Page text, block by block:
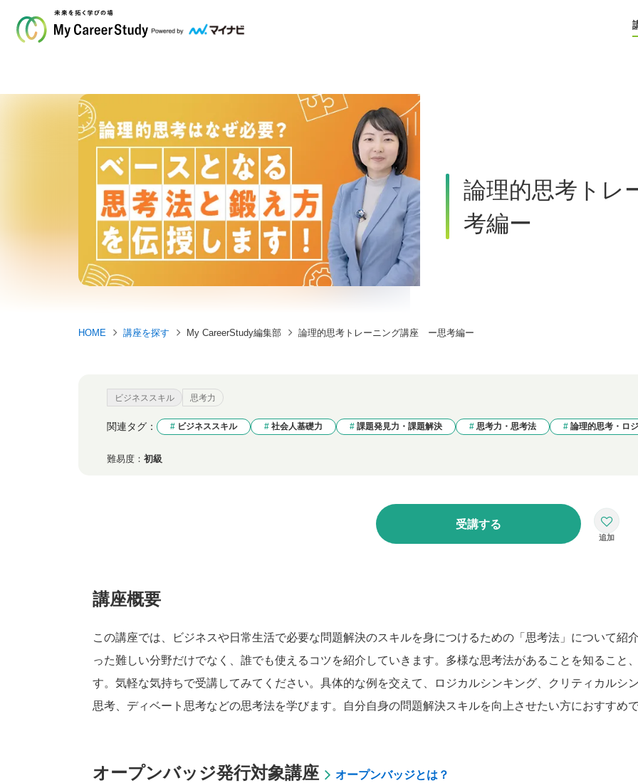
論理的思考ト
考編ー
HOME 講座を探す My CareerStudy編集部 論理的思考トレーニング講座 ー思考編ー
ビジネススキル 思考力
関連タグ： ビジネススキル 社会人基礎力 課題発見力・課題解決 思考力・思考法 論理的思考・ロ
難易度： 初級
受講する
講座概要
この講座では、ビジネスや日常生活で必要な問題解決のスキルを身につけるための「思考法」について紹
った難しい分野だけでなく、誰でも使えるコツを紹介していきます。多様な思考法があることを知ること
す。気軽な気持ちで受講してみてください。具体的な例を交えて、ロジカルシンキング、クリティカルシ
思考、ディベート思考などの思考法を学びます。自分自身の問題解決スキルを向上させたい方におすすめで
オープンバッジ発行対象講座 オープンバッジとは？